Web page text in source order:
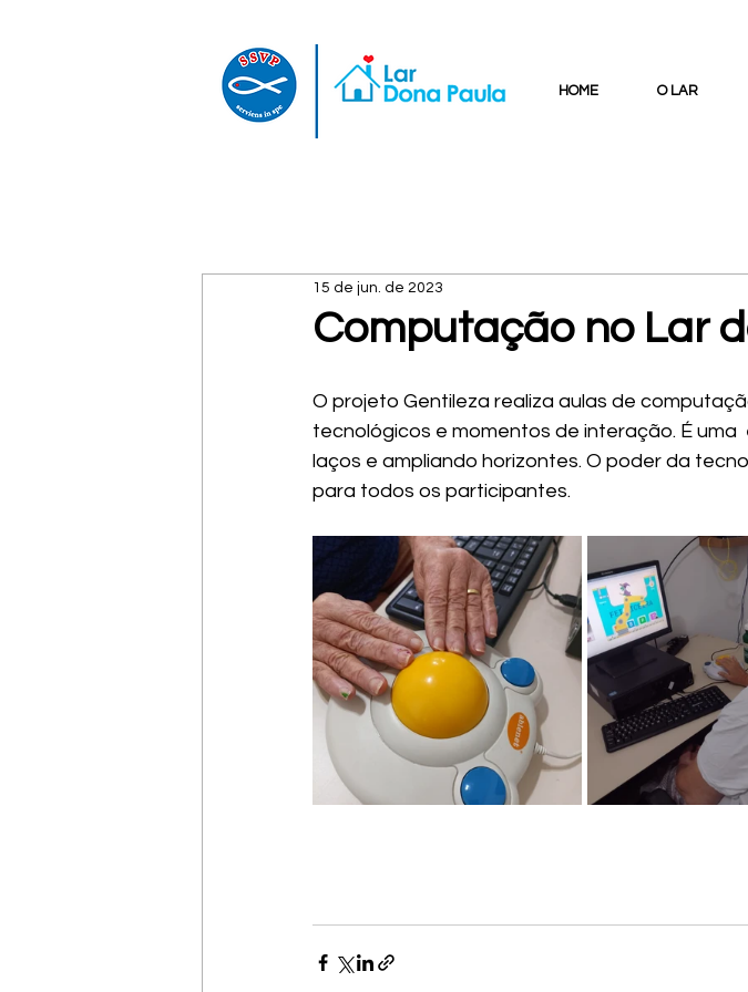
HOME O LAR
Computação no Lar
15 de jun. de 2023
O projeto Gentileza realiza aulas de
tecnológicos e momentos de interação. É
laços e ampliando horizontes. O poder da
para todos os participantes.